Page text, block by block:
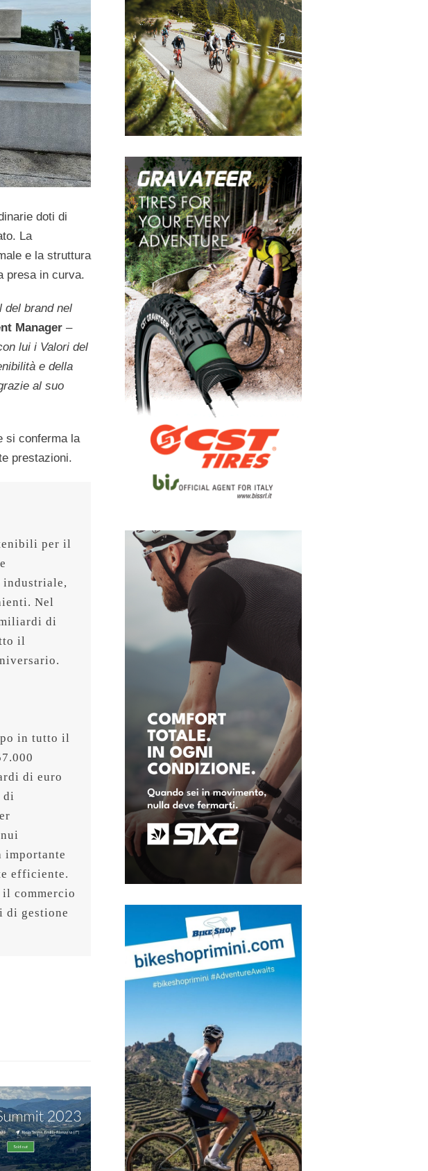
doti di
La
e la struttura
presa in curva.
del brand nel
Manager –
lui i Valori del
e della
al suo
si conferma la
prestazioni.
per il
industriale,
Nel
di
il
in tutto il
di euro
di
importante
efficiente.
commercio
di gestione